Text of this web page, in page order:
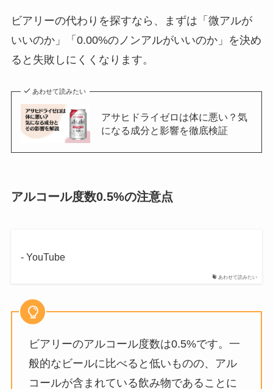
ビアリーの代わりを探すなら、まずは「微アルが
いいのか」「0.00%のノンアルがいいのか」を決め
ると失敗しにくくなります。
あわせて読みたい
アサヒドライゼロは体に悪い？気
になる成分と影響を徹底検証
アルコール度数0.5%の注意点
あわせて読みたい
- YouTube
ビアリーのアルコール度数は0.5%です。一
般的なビールに比べると低いものの、アル
コールが含まれている飲み物であることに